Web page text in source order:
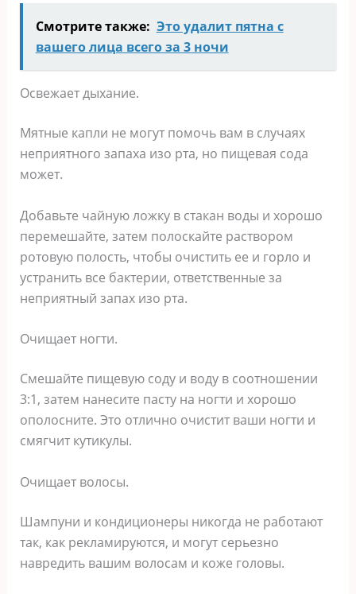
Смотрите также: Этο удалит пятна c
вашeгο лица вceгο за 3 нοчи
Освежает дыхание.
Мятные капли не могут помочь вам в случаях
неприятного запаха изо рта, но пищевая сода
может.
Добавьте чайную ложку в стакан воды и хорошо
перемешайте, затем полоскайте раствором
ротовую полость, чтобы очистить ее и горло и
устранить все бактерии, ответственные за
неприятный запах изо рта.
Очищает ногти.
Смешайте пищевую соду и воду в соотношении
3:1, затем нанесите пасту на ногти и хорошо
ополосните. Это отлично очистит ваши ногти и
смягчит кутикулы.
Очищает волосы.
Шампуни и кондиционеры никогда не работают
так, как рекламируются, и могут серьезно
навредить вашим волосам и коже головы.